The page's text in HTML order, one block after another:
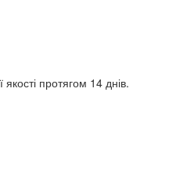
протягом 14 днів.